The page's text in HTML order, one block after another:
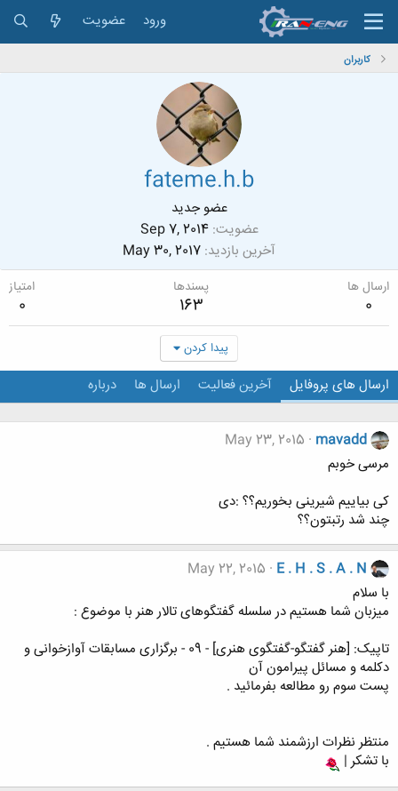
ورود عضویت
کاربران
fateme.h.b
عضو جدید
عضویت Sep 7, 2014
آخرین بازدید May 30, 2017
ارسال ها
0
پسندها
163
امتیاز
0
پیدا کردن
ارسال های پروفایل آخرین فعالیت ارسال ها درباره
mavadd
May 23, 2015
مرسی خوبم
کی بیاییم شیرینی بخوریم؟؟ :دی
چند شد رتبتون؟؟
E . H . S . A . N
May 22, 2015
با سلام
میزبان شما هستیم در سلسله گفتگوهای تالار هنر با موضوع :
تاپیک: [هنر گفتگو-گفتگوی هنری] - 09 - برگزاری مسابقات آوازخوانی و
دکلمه و مسائل پیرامون آن
پست سوم رو مطالعه بفرمائید .
منتظر نظرات ارزشمند شما هستیم .
با تشکر |